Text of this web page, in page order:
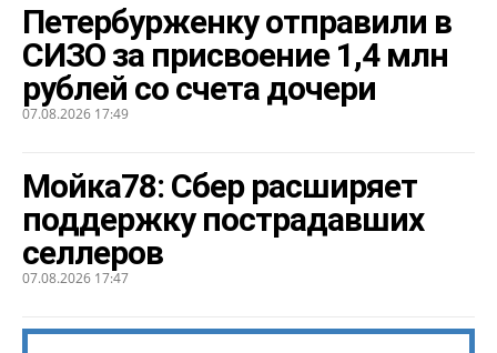
Петербурженку отправили в
СИЗО за присвоение 1,4 млн
рублей со счета дочери
07.08.2026 17:49
Мойка78: Сбер расширяет
поддержку пострадавших
селлеров
07.08.2026 17:47